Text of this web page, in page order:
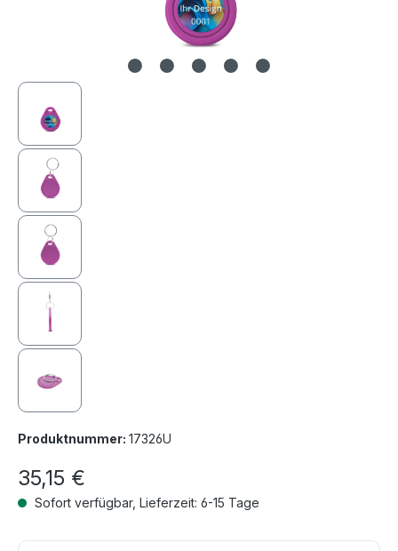
Produktnummer: 17326U
35,15 €
Sofort verfügbar, Lieferzeit: 6-15 Tage